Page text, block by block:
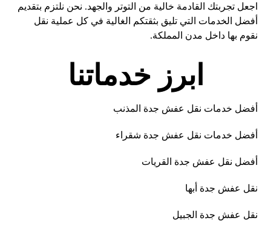
اجعل تجربتك القادمة خالية من التوتر والجهد. نحن نلتزم بتقديم
أفضل الخدمات التي تليق بثقتكم الغالية في كل عملية نقل
نقوم بها داخل مدن المملكة.
ابرز خدماتنا
أفضل خدمات نقل عفش جدة المذنب
أفضل خدمات نقل عفش جدة شقراء
أفضل نقل عفش جدة القريات
نقل عفش جدة أبها
نقل عفش جدة الجبيل